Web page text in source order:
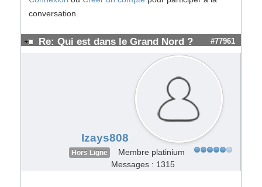
conversation.
Re: Qui est dans le Grand Nord ? #77961
Izays808
Hors Ligne
Membre platinium
Messages : 1315